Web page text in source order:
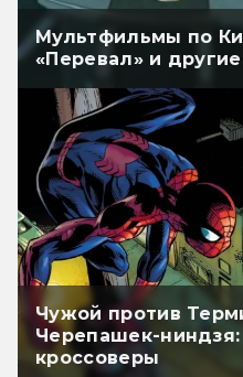
Мультфильмы по
«Перевал» и другие
Чужой против
Черепашек-
кроссоверы